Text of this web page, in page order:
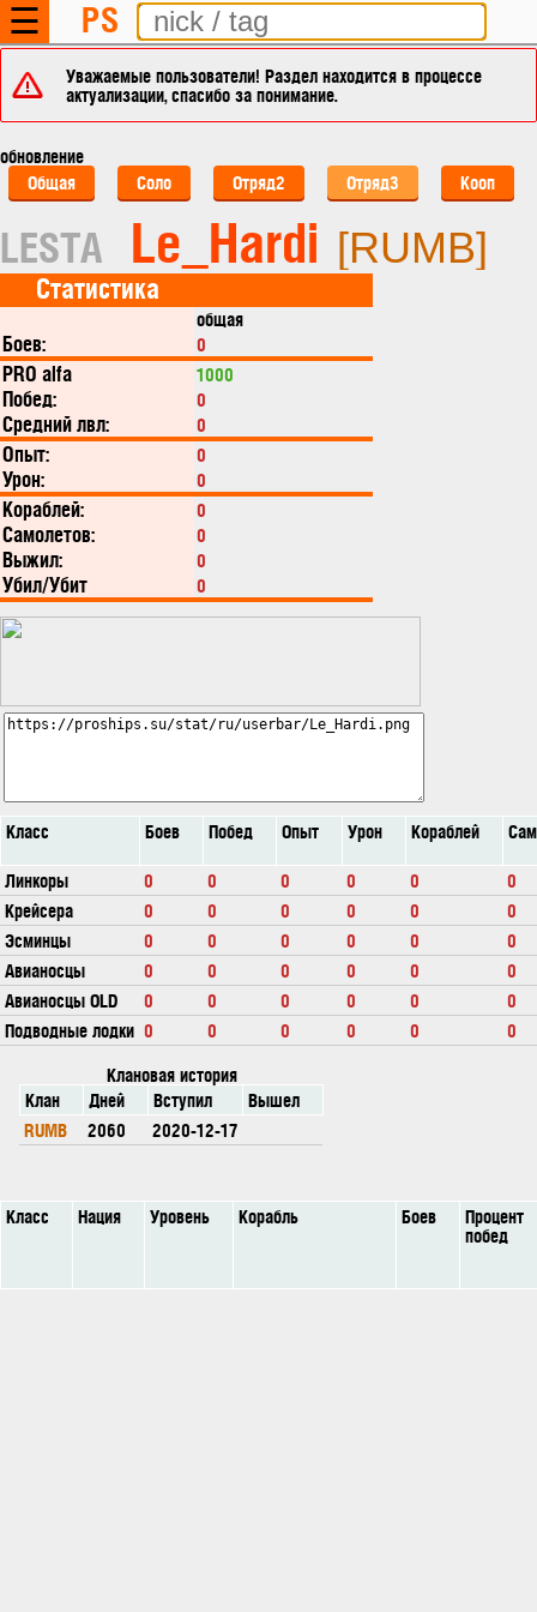
☰ PS
Уважаемые пользователи! Раздел находится в процессе
актуализации, спасибо за понимание.
обновление
Общая
Соло Отряд2 Отряд3 Кооп
LESTA Le_Hardi [RUMB]
Статистика
общая
Боев: 0
PRO alfa 1000
Побед: 0
Средний лвл: 0
Опыт: 0
Урон: 0
Кораблей: 0
Самолетов: 0
Выжил: 0
Убил/Убит 0
Класс Боев Побед Опыт Урон Кораблей
Линкоры
0 0 0 0 0
0
Крейсера
0 0 0 0 0
0
Эсминцы
0 0 0 0 0
0
Авианосцы
0 0 0 0 0
0
Авианосцы OLD
0 0 0 0 0
0
Подводные лодки 0 0 0 0 0
0
Клановая история
Клан
Дней Вступил
Вышел
RUMB
2060 2020-12-17
Класс Нация Уровень Корабль Боев Процент
побед